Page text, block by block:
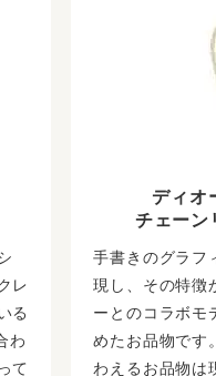
レ
る
わ
て
ディオ
チェーン
手書きのグラフ
現し、その特徴
ーとのコラボモ
めたお品物です
わえるお品物は